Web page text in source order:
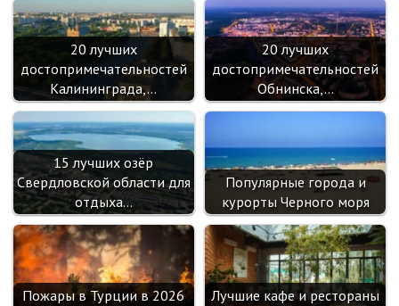
20 лучших
достопримечательностей
Калининграда,…
20 лучших
достопримечательностей
Обнинска,…
15 лучших озёр
Свердловской области для
отдыха…
Популярные города и
курорты Черного моря
Пожары в Турции в 2026
Лучшие кафе и рестораны